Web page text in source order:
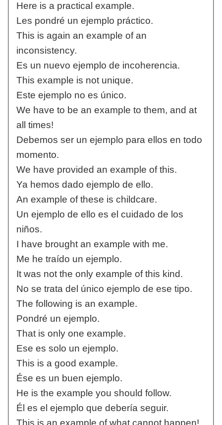
Here is a practical example.
Les pondré un ejemplo práctico.
This is again an example of an
inconsistency.
Es un nuevo ejemplo de incoherencia.
This example is not unique.
Este ejemplo no es único.
We have to be an example to them, and at
all times!
Debemos ser un ejemplo para ellos en todo
momento.
We have provided an example of this.
Ya hemos dado ejemplo de ello.
An example of these is childcare.
Un ejemplo de ello es el cuidado de los
niños.
I have brought an example with me.
Me he traído un ejemplo.
It was not the only example of this kind.
No se trata del único ejemplo de ese tipo.
The following is an example.
Pondré un ejemplo.
That is only one example.
Ese es solo un ejemplo.
This is a good example.
Ése es un buen ejemplo.
He is the example you should follow.
Él es el ejemplo que debería seguir.
This is an example of what cannot happen!